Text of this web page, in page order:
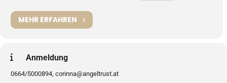
MEHR ERFAHREN
Anmeldung
0664/5000894, corinna@angeltrust.at